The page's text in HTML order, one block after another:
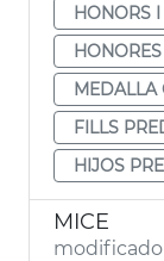
HONORS
MEDALLA
FILLS
HIJOS
MICE